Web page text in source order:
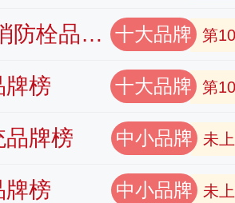
消火栓·消防栓品牌榜 十大品牌 第
牌榜 十大品牌 第
品牌榜 中小品牌 未
牌榜 中小品牌 未